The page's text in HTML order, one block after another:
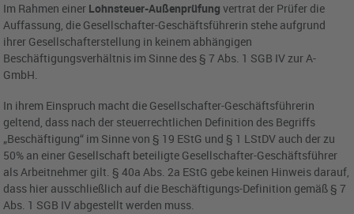
Im Rahmen einer Lohnsteuer-Außenprüfung vertrat der Prüfer die
Auffassung, die Gesellschafter-Geschäftsführerin stehe aufgrund
ihrer Gesellschafterstellung in keinem abhängigen
Beschäftigungsverhältnis im Sinne des § 7 Abs. 1 SGB IV zur A-
GmbH.
In ihrem Einspruch macht die Gesellschafter-Geschäftsführerin
geltend, dass nach der steuerrechtlichen Definition des Begriffs
„Beschäftigung“ im Sinne von § 19 EStG und § 1 LStDV auch der zu
50% an einer Gesellschaft beteiligte Gesellschafter-Geschäftsführer
als Arbeitnehmer gilt. § 40a Abs. 2a EStG gebe keinen Hinweis darauf,
dass hier ausschließlich auf die Beschäftigungs-Definition gemäß § 7
Abs. 1 SGB IV abgestellt werden muss.